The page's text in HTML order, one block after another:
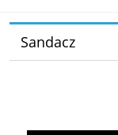
Sandacz